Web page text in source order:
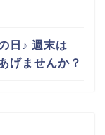
日♪ 週末は
げませんか？